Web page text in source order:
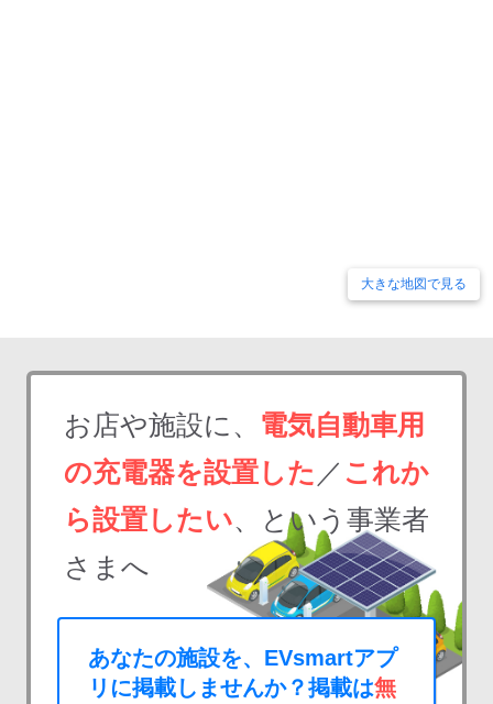
大きな地図で見る
お店や施設に、 電気自動車用
の充電器を設置した ／ これか
ら設置したい、という事業者
さまへ
あなたの施設を、EVsmartアプ
リに掲載しませんか？掲載は無